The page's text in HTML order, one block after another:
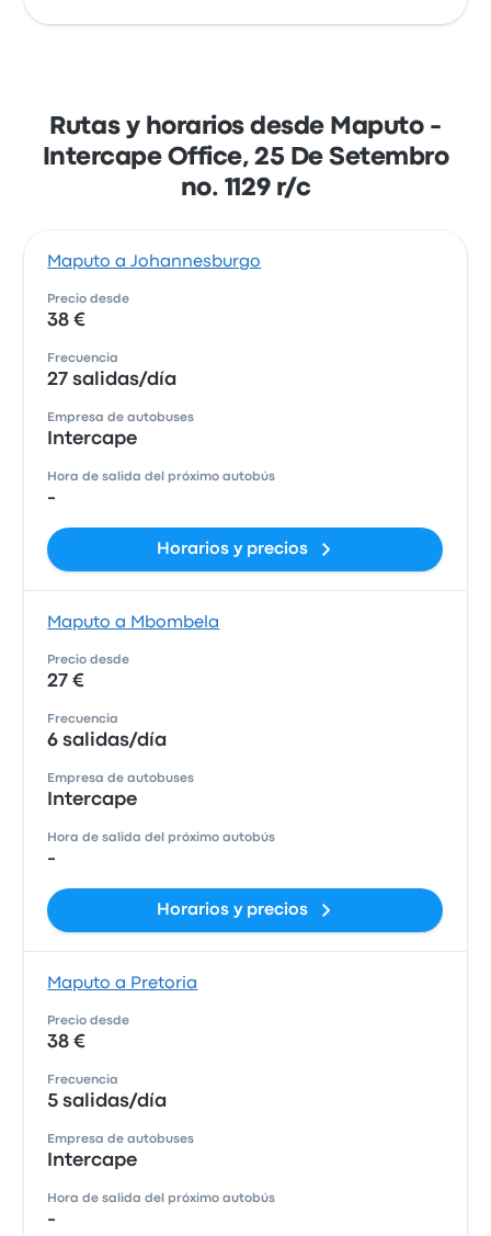
Rutas y horarios desde Maputo -
Intercape Office, 25 De Setembro
no. 1129 r/c
Maputo a Johannesburgo
Precio desde
38 €
Frecuencia
27 salidas/día
Empresa de autobuses
Intercape
Hora de salida del próximo autobús
-
Horarios y precios
Maputo a Mbombela
Precio desde
27 €
Frecuencia
6 salidas/día
Empresa de autobuses
Intercape
Hora de salida del próximo autobús
-
Horarios y precios
Maputo a Pretoria
Precio desde
38 €
Frecuencia
5 salidas/día
Empresa de autobuses
Intercape
Hora de salida del próximo autobús
-